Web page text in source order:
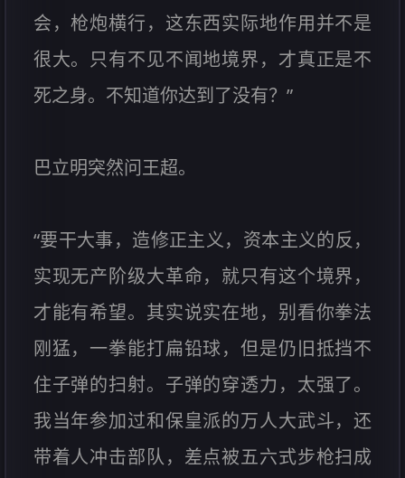
会，枪炮横行，这东西实际地作用并不是
很大。只有不见不闻地境界，才真正是不
死之身。不知道你达到了没有？”
巴立明突然问王超。
“要干大事，造修正主义，资本主义的反，
实现无产阶级大革命，就只有这个境界，
才能有希望。其实说实在地，别看你拳法
刚猛，一拳能打扁铅球，但是仍旧抵挡不
住子弹的扫射。子弹的穿透力，太强了。
我当年参加过和保皇派的万人大武斗，还
带着人冲击部队，差点被五六式步枪扫成